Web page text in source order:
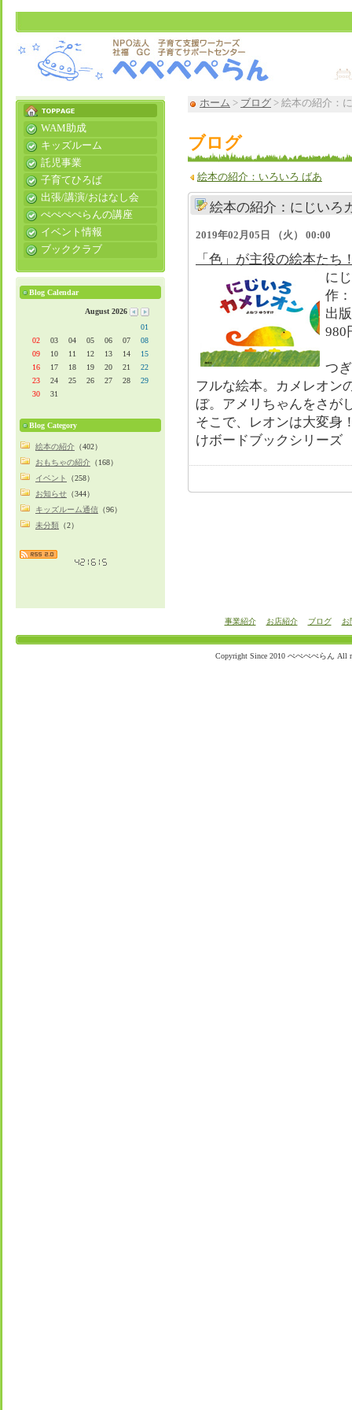
ホーム > ブログ > 絵本の紹介：
ブログ
絵本の紹介：いろいろ ばあ
絵本の紹介：にじいろ
2019年02月05日 （火） 00:00
「色」が主役の絵本たち
に
作
出
980
つ
フルな絵本。カメレオン
ぼ。アメリちゃんをさが
そこで、レオンは大変
けボードブックシリーズ
WAM助成
キッズルーム
託児事業
子育てひろば
出張/講演/おはなし会
ぺぺぺぺらんの講座
イベント情報
ブッククラブ
Blog Calendar
August 2026
01
02
03 04 05 06 07
08
09
10 11 12 13 14
15
16
17 18 19 20 21
22
23
24 25 26 27 28
29
30
31
Blog Category
絵本の紹介 （402）
おもちゃの紹介 （168）
イベント
（258）
お知らせ （344）
キッズルーム通信 （96）
未分類 （2）
事業紹介 お店紹介 ブログ お
Copyright Since 2010 ぺぺぺぺらん All